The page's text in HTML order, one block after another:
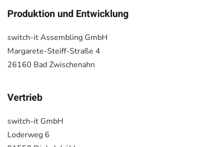
Produktion und Entwicklung
switch-it Assembling GmbH
Margarete-Steiff-Straße 4
26160 Bad Zwischenahn
Vertrieb
switch-it GmbH
Loderweg 6